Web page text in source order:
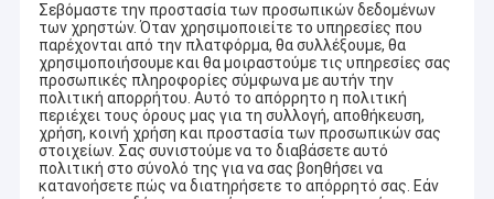
Σεβόμαστε την προστασία των προσωπικών δεδομένων
των χρηστών. Όταν χρησιμοποιείτε το υπηρεσίες που
παρέχονται από την πλατφόρμα, θα συλλέξουμε, θα
χρησιμοποιήσουμε και θα μοιραστούμε τις υπηρεσίες σας
προσωπικές πληροφορίες σύμφωνα με αυτήν την
πολιτική απορρήτου. Αυτό το απόρρητο η πολιτική
περιέχει τους όρους μας για τη συλλογή, αποθήκευση,
χρήση, κοινή χρήση και προστασία των προσωπικών σας
στοιχείων. Σας συνιστούμε να το διαβάσετε αυτό
πολιτική στο σύνολό της για να σας βοηθήσει να
κατανοήσετε πώς να διατηρήσετε το απόρρητό σας. Εάν